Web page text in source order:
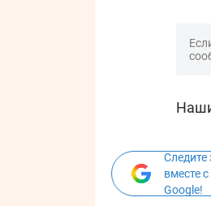
вместе
Google!